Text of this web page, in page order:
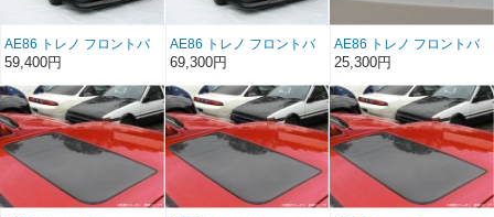
AE86 トレノ フロントバ
ンパースポイラー
59,400円
AE86 トレノ フロントバ
ンパースポイラー ソフト
69,300円
AE86 トレノ フロントバ
ンパーステーFRP（左右
25,300円